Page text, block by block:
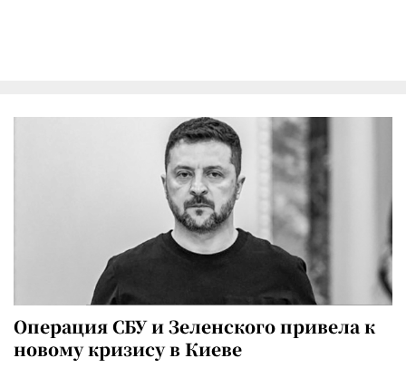
Операция СБУ и Зеленского привела к
новому кризису в Киеве